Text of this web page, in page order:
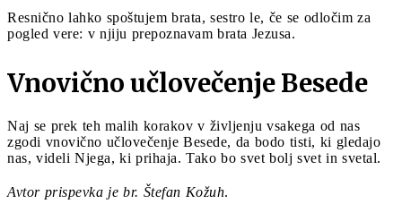
Resnično lahko spoštujem brata, sestro le, če se odločim za
pogled vere: v njiju prepoznavam brata Jezusa.
Vnovično učlovečenje Besede
Naj se prek teh malih korakov v življenju vsakega od nas
zgodi vnovično učlovečenje Besede, da bodo tisti, ki gledajo
nas, videli Njega, ki prihaja. Tako bo svet bolj svet in svetal.
Avtor prispevka je br. Štefan Kožuh.